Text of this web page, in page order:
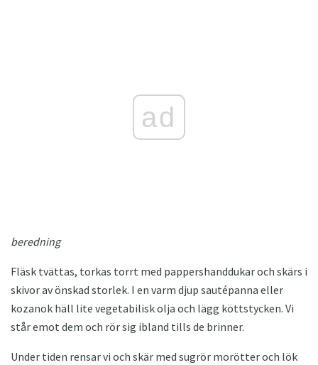
ad
beredning
Fläsk tvättas, torkas torrt med pappershanddukar och skärs i
skivor av önskad storlek. I en varm djup sautépanna eller
kozanok häll lite vegetabilisk olja och lägg köttstycken. Vi
står emot dem och rör sig ibland tills de brinner.
Under tiden rensar vi och skär med sugrör morötter och lök